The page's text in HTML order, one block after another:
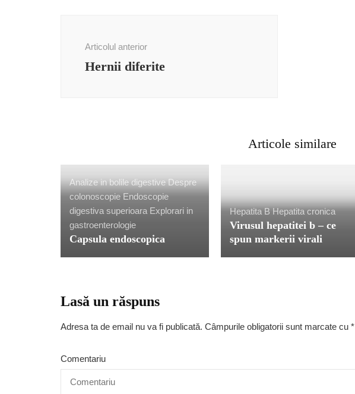
articoleArticolul anterior
Hernii diferite
Articole similare
Analize in bolile digestive Despre
colonoscopie Endoscopie
digestiva superioara Explorari in
gastroenterologie
Capsula endoscopica
Hepatita B Hepatita cronica
Virusul hepatitei b – ce
spun markerii virali
Lasă un răspuns
Adresa ta de email nu va fi publicată. Câmpurile obligatorii sunt marcate cu *
Comentariu